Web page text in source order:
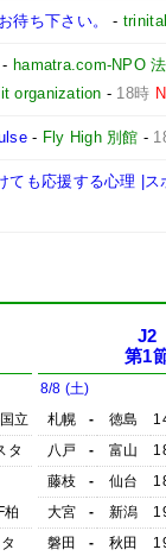
待ち下さい。 -
- hamatra.com-NPO
organization - 18時
- Fly High 別館 -
ても応援する心理 |
立
タ
柏
J2
第1
8/8 (土)
札幌
- 徳島
八戸
- 富山
藤枝
- 仙台
大宮
- 新潟
磐田
- 秋田